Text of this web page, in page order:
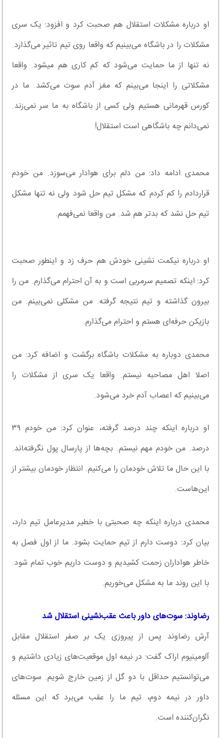
او درباره مشکلات استقلال هم صحبت کرد و افزود: یک سری
مشکلات را در باشگاه می‌بینیم که واقعا روی تیم تاثیر می‌گذارد.
نه تنها از ما حمایت می‌شود که کم کاری هم میشود. واقعا
مشکلاتی را اینجا می‌بینم که مغز آدم سوت می‌کشد. ما در
کورس قهرمانی هستیم ولی کسی از باشگاه به ما سر نمی‌زند.
نمی‌دانم چه باشگاهی است استقلال!
محمدی ادامه داد: من دلم برای هوادار می‌سوزد. من خودم
قراردادم را کم کردم که مشکل تیم حل شود ولی نه تنها مشکل
تیم حل نشد که بدتر هم شد. من واقعا نمی‌فهمم.
او درباره نیکمت نشینی خودش هم حرف زد و اینطور صحبت
کرد: اینکه تصمیم سرمربی است و به آن احترام می‌گذارم. من را
بیرون گذاشته و تیم نتیجه گرفته. من مشکلی نمی‌بینم. من
بازیکن حرفه‌ای هستم و احترام می‌گذارم.
محمدی دوباره به مشکلات باشگاه برگشت و اضافه کرد: من
اصلا اهل مصاحبه نیستم. واقعا یک سری از مشکلات را
می‌بینیم که اعصاب آدم خرد می‌شود.
او درباره اینکه چند درصد گرفته، عنوان کرد: من خودم ۳۹
درصد. من خودم مهم نیستم. بچه‌ها از پارسال پول نگرفته‌‍اند.
با این حال ما تلاش خودمان را می‌کنیم. انتظار خودمان بیشتر از
این‌هاست.
محمدی درباره اینکه چه صحبتی با خطیر مدیرعامل تیم دارد،
بیان کرد: دوست دارم از تیم حمایت بشود. ما از اول فصل به
خاطر هواداران زحمت کشیدیم و دوست داریم خوب تمام شود.
با این روند ما به مشکل می‌خوریم.
رضاوند: سوت‌های داور باعث عقب‌نشینی استقلال شد
آرش رضاوند پس از پیروزی یک بر صفر استقلال مقابل
آلومینیوم اراک گفت: در نیمه اول موقعیت‌های زیادی داشتیم و
می‌توانستیم حداقل با دو گل از زمین خارج شویم. سوت‌های
داور در نیمه دوم، تیم ما را عقب می‌برد که این مسئله
نگران‌کننده است.